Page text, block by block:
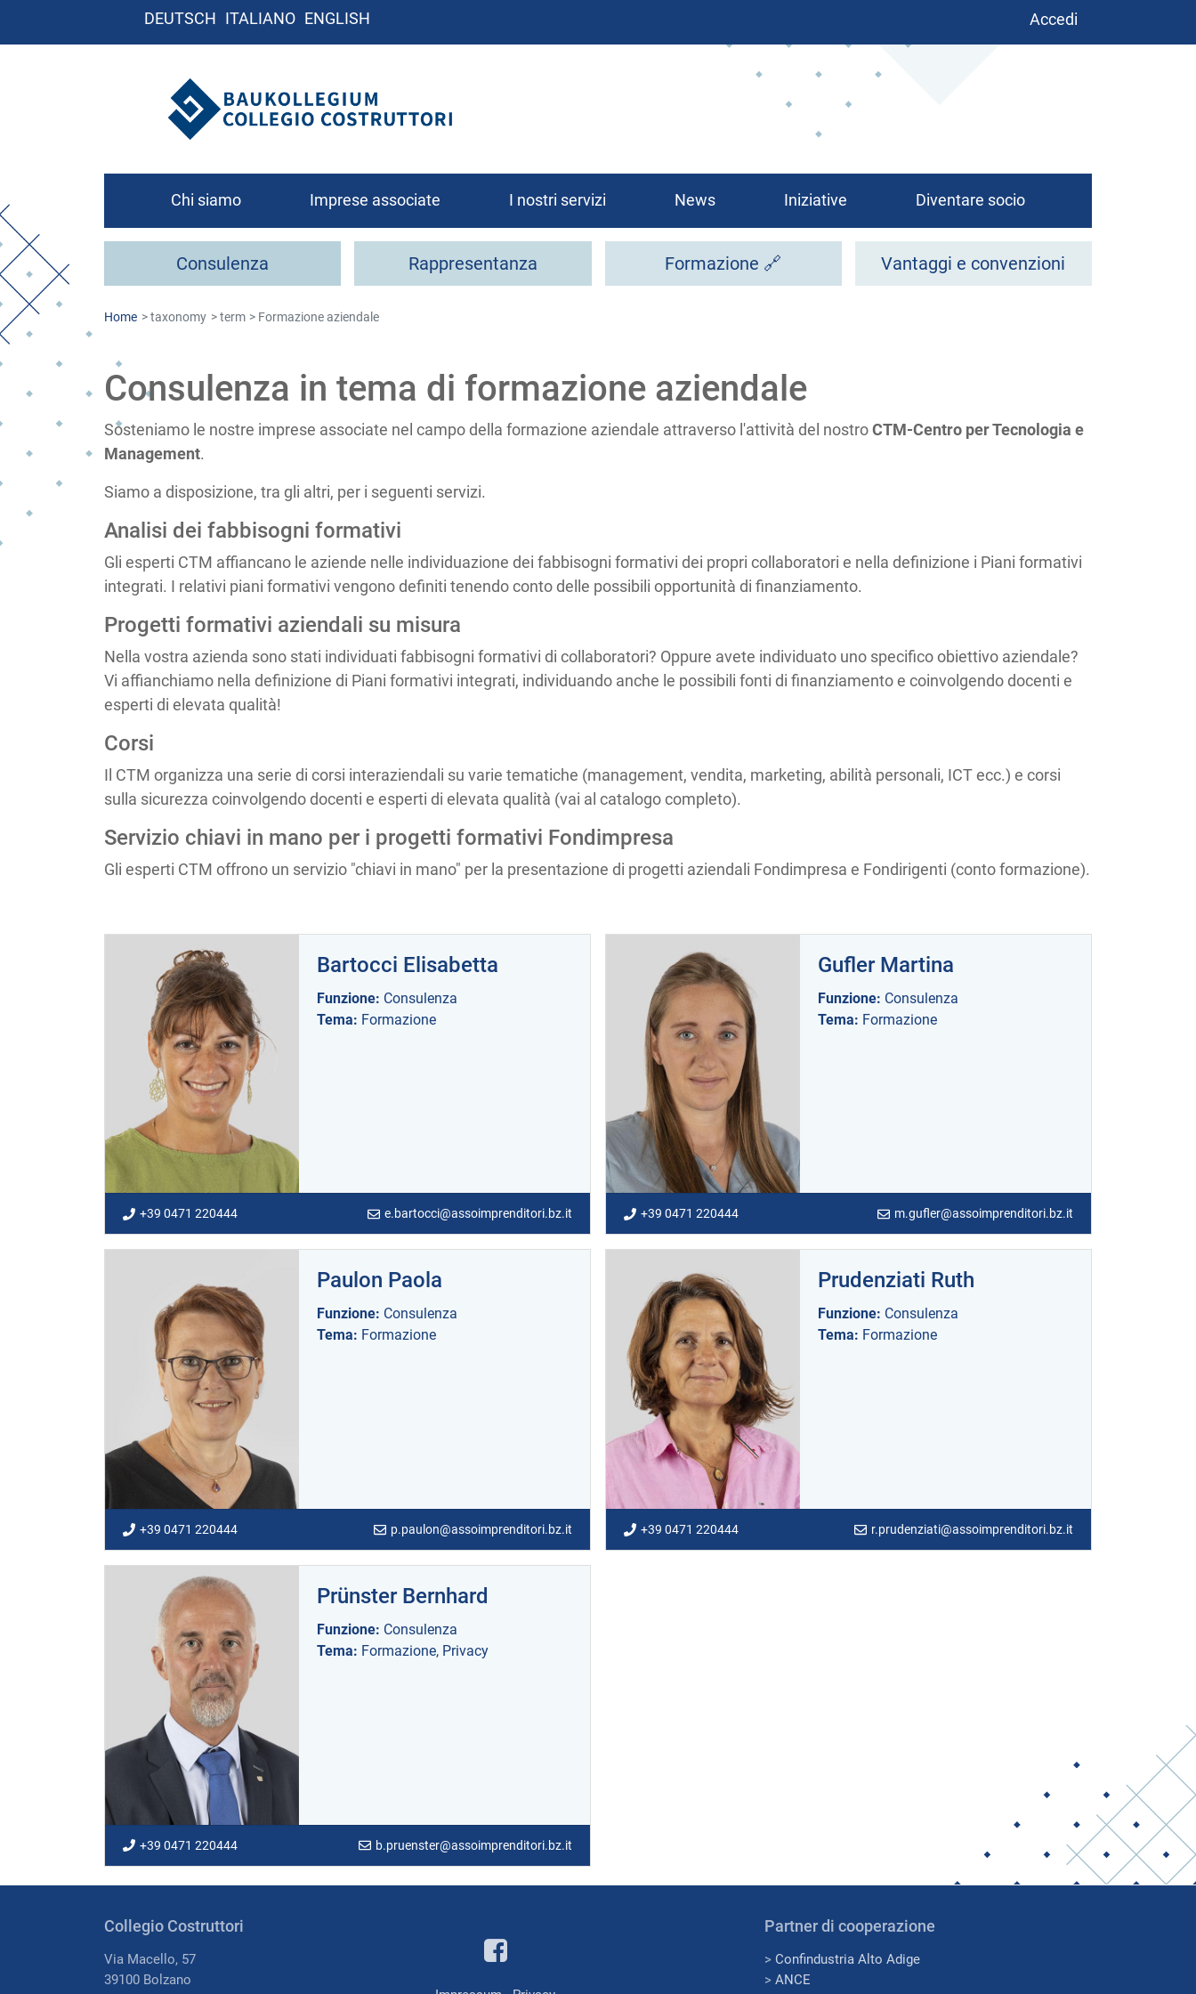
DEUTSCH ITALIANO ENGLISH BenutzermenüAccedi
Chi siamo
Chi siamo
Contatto
Imprese associate I nostri servizi News Iniziative Diventare socio
Consulenza Rappresentanza Formazione 🔗 Vantaggi e convenzioni
Home taxonomy term Formazione aziendale
Consulenza in tema di formazione aziendale
Sosteniamo le nostre imprese associate nel campo della formazione aziendale attraverso l'attività del nostroCTM-Centro per Tecnologia e
Management.
Siamo a disposizione, tra gli altri, per i seguenti servizi.
Analisi dei fabbisogni formativi
Gli esperti CTM affiancano le aziende nelle individuazione dei fabbisogni formativi dei propri collaboratori e nella definizione i Piani formativi
integrati. I relativi piani formativi vengono definiti tenendo conto delle possibili opportunità di finanziamento.
Progetti formativi aziendali su misura
Nella vostra azienda sono stati individuati fabbisogni formativi di collaboratori? Oppure avete individuato uno specifico obiettivo aziendale?
Vi affianchiamo nella definizione di Piani formativi integrati, individuando anche le possibili fonti di finanziamento e coinvolgendo docenti e
esperti di elevata qualità!
Corsi
Il CTM organizza una serie di corsi interaziendali su varie tematiche (management, vendita, marketing, abilità personali, ICT ecc.) e corsi
sulla sicurezza coinvolgendo docenti e esperti di elevata qualità (vai al catalogo completo).
Servizio chiavi in mano per i progetti formativi Fondimpresa
Gli esperti CTM offrono un servizio "chiavi in mano" per la presentazione di progetti aziendali Fondimpresa e Fondirigenti (conto formazione).
Bartocci Elisabetta
Funzione: Consulenza
Tema: Formazione
+39 0471 220444 e.bartocci@assoimprenditori.bz.it
Gufler Martina
Funzione: Consulenza
Tema: Formazione
+39 0471 220444 m.gufler@assoimprenditori.bz.it
Paulon Paola
Funzione: Consulenza
Tema: Formazione
+39 0471 220444 p.paulon@assoimprenditori.bz.it
Prudenziati Ruth
Funzione: Consulenza
Tema: Formazione
+39 0471 220444 r.prudenziati@assoimprenditori.bz.it
Prünster Bernhard
Funzione: Consulenza
Tema: Formazione, Privacy
+39 0471 220444 b.pruenster@assoimprenditori.bz.it
Collegio Costruttori
Via Macello, 57
39100 Bolzano
Partner di cooperazione
> Confindustria Alto Adige
>ANCE